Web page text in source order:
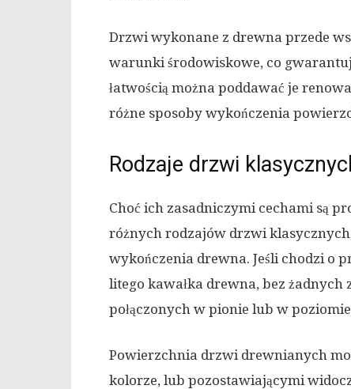
Drzwi wykonane z drewna przede
warunki środowiskowe, co
łatwością można poddawać je
różne sposoby wykończenia
Rodzaje drzwi
Choć ich zasadniczymi cechami są
różnych rodzajów drzwi
wykończenia drewna. Jeśli chodzi o
litego kawałka drewna, bez żadnych
połączonych w pionie lub w
Powierzchnia drzwi drewnianych
kolorze, lub pozostawiającymi